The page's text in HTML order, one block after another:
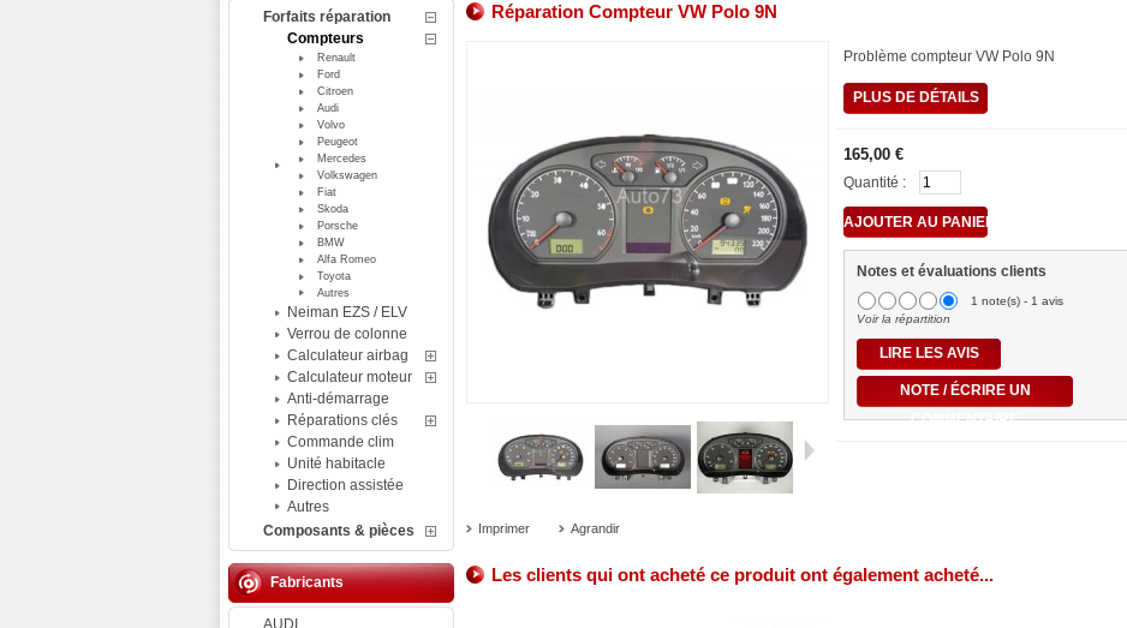
Forfaits réparation
Compteurs
Renault
Ford
Citroen
Audi
Volvo
Peugeot
Mercedes
Volkswagen
Fiat
Skoda
Porsche
BMW
Alfa Romeo
Toyota
Autres
Neiman EZS / ELV
Verrou de colonne
Calculateur airbag
Calculateur moteur
Anti-démarrage
Réparations clés
Commande clim
Unité habitacle
Direction assistée
Autres
Composants & pièces
Fabricants
AUDI
Réparation Compteur VW Polo 9N
Imprimer Agrandir
Problème compteur VW Polo 9N
PLUS DE DÉTAILS
165,00 €
Quantité :
Notes et évaluations clients
1 note(s) - 1 avis
Voir la répartition
LIRE LES AVIS
NOTE / ÉCRIRE UN
COMMENTAIRE
Les clients qui ont acheté ce produit ont également acheté...